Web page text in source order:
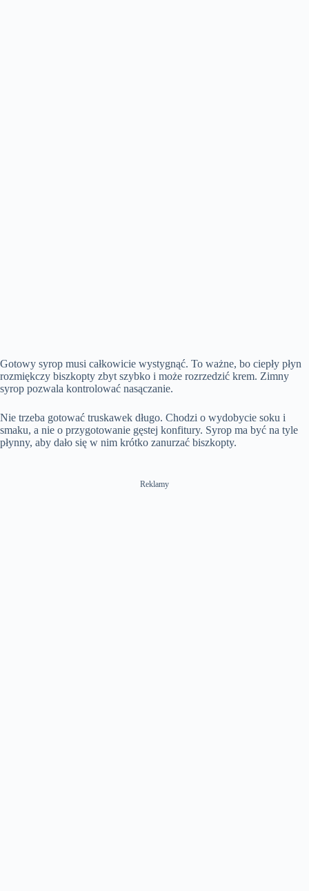
Gotowy syrop musi całkowicie wystygnąć. To ważne, bo ciepły płyn
rozmiękczy biszkopty zbyt szybko i może rozrzedzić krem. Zimny
syrop pozwala kontrolować nasączanie.
Nie trzeba gotować truskawek długo. Chodzi o wydobycie soku i
smaku, a nie o przygotowanie gęstej konfitury. Syrop ma być na tyle
płynny, aby dało się w nim krótko zanurzać biszkopty.
Reklamy